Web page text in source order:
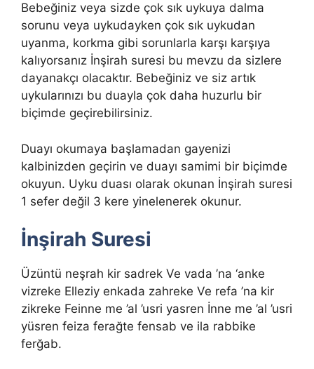
Bebeğiniz veya sizde çok sık uykuya dalma
sorunu veya uykudayken çok sık uykudan
uyanma, korkma gibi sorunlarla karşı karşıya
kalıyorsanız İnşirah suresi bu mevzu da sizlere
dayanakçı olacaktır. Bebeğiniz ve siz artık
uykularınızı bu duayla çok daha huzurlu bir
biçimde geçirebilirsiniz.
Duayı okumaya başlamadan gayenizi
kalbinizden geçirin ve duayı samimi bir biçimde
okuyun. Uyku duası olarak okunan İnşirah suresi
1 sefer değil 3 kere yinelenerek okunur.
İnşirah Suresi
Üzüntü neşrah kir sadrek Ve vada ’na ‘anke
vizreke Elleziy enkada zahreke Ve refa ’na kir
zikreke Feinne me ’al ’usri yasren İnne me ’al ’usri
yüsren feiza ferağte fensab ve ila rabbike
ferğab.